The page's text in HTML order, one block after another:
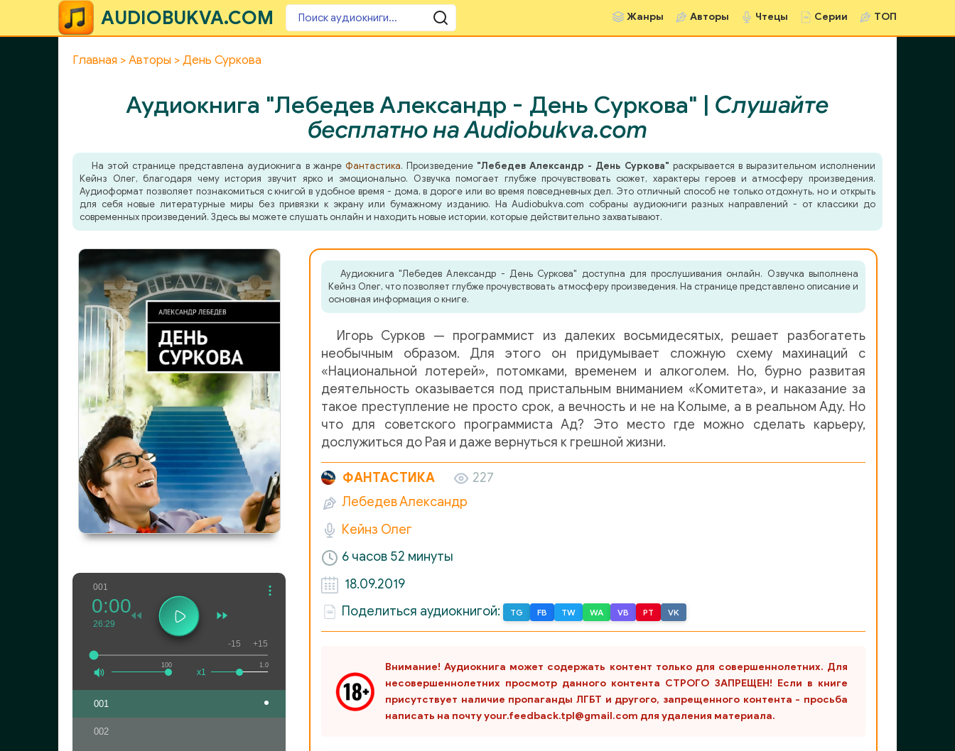
AUDIOBUKVA.COM Жанры Авторы Чтецы Серии ТОП
Главная Авторы День Суркова
Аудиокнига "Лебедев Александр - День Суркова" | Слушайте
бесплатно на Audiobukva.com
На этой странице представлена аудиокнига в жанре Фантастика. Произведение "Лебедев Александр - День Суркова" раскрывается в выразительном исполнении
Кейнз Олег, благодаря чему история звучит ярко и эмоционально. Озвучка помогает глубже прочувствовать сюжет, характеры героев и атмосферу произведения.
Аудиоформат позволяет познакомиться с книгой в удобное время - дома, в дороге или во время повседневных дел. Это отличный способ не только отдохнуть, но и открыть
для себя новые литературные миры без привязки к экрану или бумажному изданию. На Audiobukva.com собраны аудиокниги разных направлений - от классики до
современных произведений. Здесь вы можете слушать онлайн и находить новые истории, которые действительно захватывают.
001
100
0:00
26:29
1.0
x1
-15 +15
001
002
Аудиокнига "Лебедев Александр - День Суркова" доступна для прослушивания онлайн. Озвучка выполнена
Кейнз Олег, что позволяет глубже прочувствовать атмосферу произведения. На странице представлено описание и
основная информация о книге.
Игорь Сурков — программист из далеких восьмидесятых, решает разбогатеть
необычным образом. Для этого он придумывает сложную схему махинаций с
«Национальной лотерей», потомками, временем и алкоголем. Но, бурно развитая
деятельность оказывается под пристальным вниманием «Комитета», и наказание за
такое преступление не просто срок, а вечность и не на Колыме, а в реальном Аду. Но
что для советского программиста Ад? Это место где можно сделать карьеру,
дослужиться до Рая и даже вернуться к грешной жизни.
ФАНТАСТИКА
227
Лебедев Александр
Кейнз Олег
6 часов 52 минуты
18.09.2019
Поделиться аудиокнигой:
TG FB TW WA VB PT VK
Внимание! Аудиокнига может содержать контент только для совершеннолетних. Для
несовершеннолетних просмотр данного контента СТРОГО ЗАПРЕЩЕН! Если в книге
присутствует наличие пропаганды ЛГБТ и другого, запрещенного контента - просьба
написать на почту your.feedback.tpl@gmail.com для удаления материала.